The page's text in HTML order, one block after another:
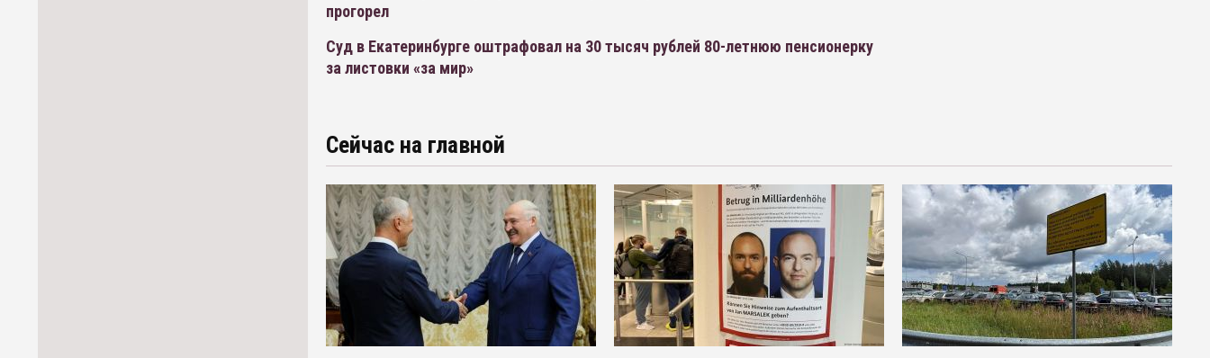
прогорел
Суд в Екатеринбурге оштрафовал на 30 тысяч рублей 80-летнюю пенсионерку
за листовки «за мир»
Сейчас на главной